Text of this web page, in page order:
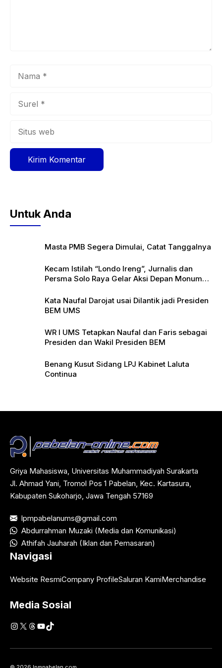
Untuk Anda
Masta PMB Segera Dimulai, Catat Tanggalnya
Kecam Istilah “Londo Ireng”, Jurnalis dan
Persma Solo Raya Gelar Aksi Depan Monumen
Kata Naufal Darojat usai Dilantik jadi Presiden
BEM UMS
WR I UMS Tetapkan Naufal dan Faris sebagai
Presiden dan Wakil Presiden BEM
Benang Kusut Sidang LPJ Kabinet Laluta
Continua
Griya Mahasiswa, Universitas Muhammadiyah Surakarta
Jl. Ahmad Yani, Tromol Pos 1 Pabelan, Kec. Kartasura,
Kabupaten Sukoharjo, Jawa Tengah 57169
lpmpabelanums@gmail.com
Abdurrahman Muzaki (Media dan Komunikasi)
Athifah Jauharah (Iklan dan Pemasaran)
Navigasi
Website ResmiCompany ProfileSaluran KamiMerchandise
Media Sosial
Instagram
X Threads
YouTube
TikTok